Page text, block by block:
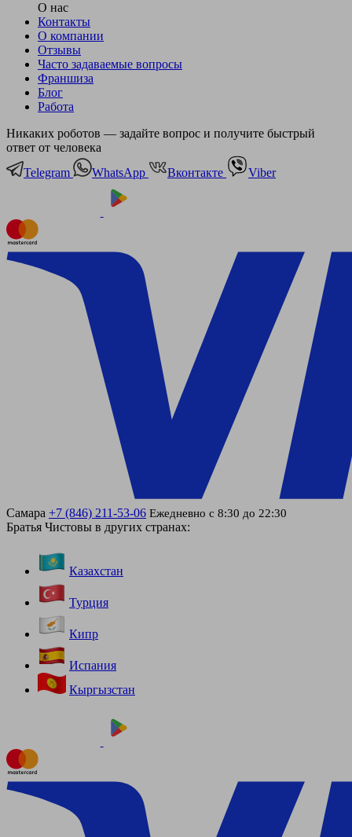
О нас
Контакты
О компании
Отзывы
Часто задаваемые вопросы
Франшиза
Блог
Работа
Никаких роботов — задайте вопрос и получите быстрый
ответ от человека
Telegram
WhatsApp Вконтакте Viber
Самара +7 (846) 211-53-06 Ежедневно с 8:30 до 22:30
Братья Чистовы в других странах:
Казахстан
Турция
Кипр
Испания
Кыргызстан